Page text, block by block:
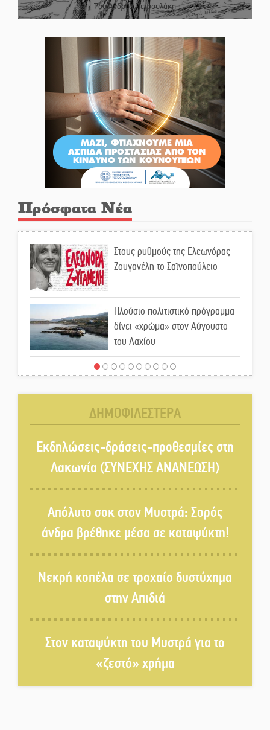
Του Ανδρέα Πετρουλάκη
Πρόσφατα Νέα
Στους ρυθμούς της Ελεωνόρας
Ζουγανέλη το Σαϊνοπούλειο
Πλούσιο πολιτιστικό πρόγραμμα
δίνει «χρώμα» στον Αύγουστο
του Λαχίου
Χασισοφυτεία στην
αυγουστιάτικη πανσέληνο της
Μονεμβασιάς
Διακοπή ρεύματος στο Έλος
Κλαδά: Νεκρός ο 48χρονος
οδηγός
«Ανοιχτή Πόλη» απόψε η Σπάρτη
«ξεκλειδώνει» αγορά και
ΔΗΜΟΦΙΛΕΣΤΕΡΑ
Εκδηλώσεις-δράσεις-προθεσμίες στη
Λακωνία (ΣΥΝΕΧΗΣ ΑΝΑΝΕΩΣΗ)
Απόλυτο σοκ στον Μυστρά: Σορός
άνδρα βρέθηκε μέσα σε καταψύκτη!
Νεκρή κοπέλα σε τροχαίο δυστύχημα
στην Απιδιά
Στον καταψύκτη του Μυστρά για το
«ζεστό» χρήμα